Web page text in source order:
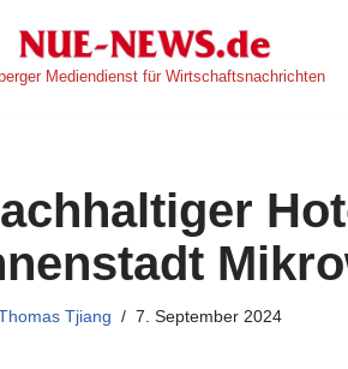
Mediendienst für Wirtschaftsnachrichten
Tjiang 7. September 2024